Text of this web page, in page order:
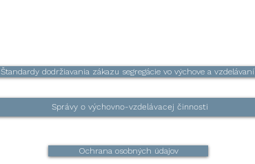
Štandardy dodržiavania zákazu segregácie vo výchove a vzdelávaní
Správy o výchovno-vzdelávacej činnosti
Ochrana osobných údajov